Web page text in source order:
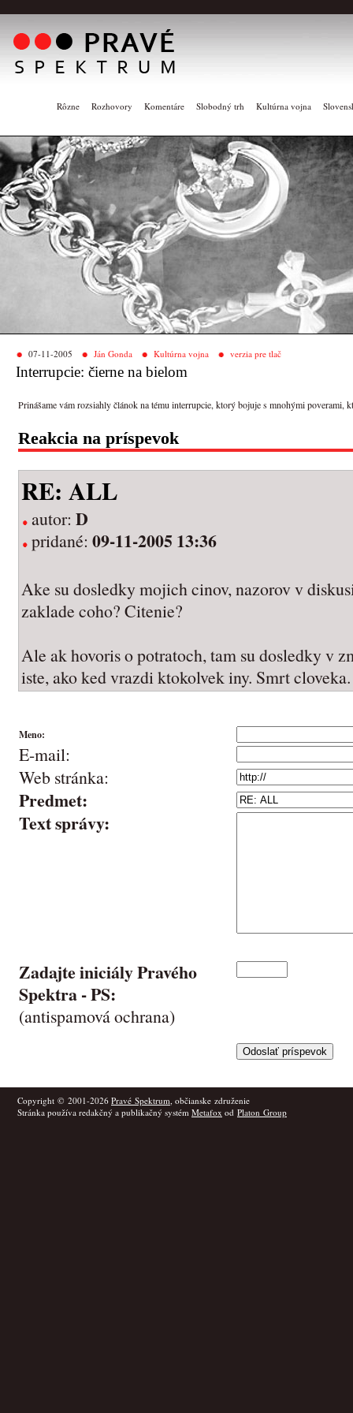
Rôzne Rozhovory Komentáre Slobodný trh Kultúrna vojna
07-11-2005 Ján Gonda Kultúrna vojna verzia pre tlač
Interrupcie: čierne na bielom
Prinášame vám rozsiahly článok na tému interrupcie, ktorý bojuje s mnohými poverami,
Reakcia na príspevok
RE: ALL
autor: D
pridané: 09-11-2005 13:36
Ake su dosledky mojich cinov, nazorov v
zaklade coho? Citenie?
Ale ak hovoris o potratoch, tam su dosledky v
iste, ako ked vrazdi ktokolvek iny. Smrt cloveka.
Meno:
E-mail:
Web stránka:
Predmet:
Text správy:
Zadajte iniciály Pravého
Spektra -PS:
(antispamová ochrana)
Copyright © 2001-2026 Pravé Spektrum, občianske združenie
Stránka používa redakčný a publikačný systém Metafox od Platon Group